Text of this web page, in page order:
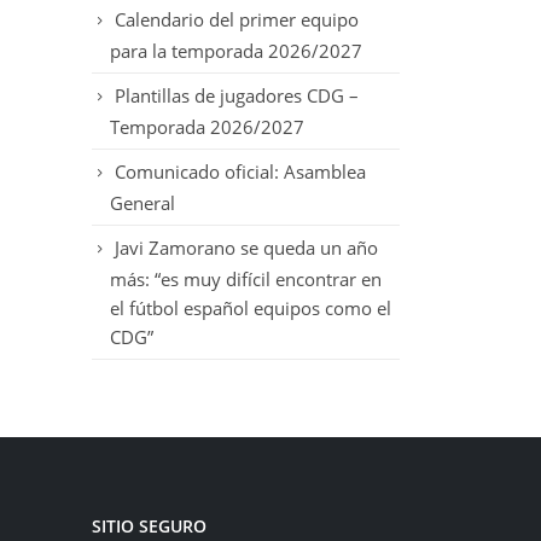
Calendario del primer equipo
para la temporada 2026/2027
Plantillas de jugadores CDG –
Temporada 2026/2027
Comunicado oficial: Asamblea
General
Javi Zamorano se queda un año
más: “es muy difícil encontrar en
el fútbol español equipos como el
CDG”
SITIO SEGURO